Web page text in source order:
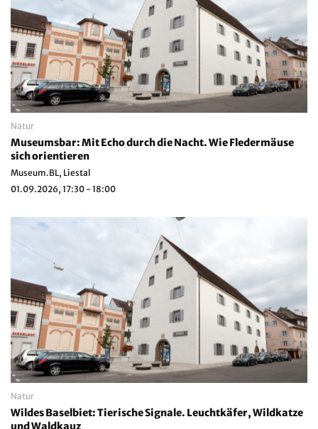
Natur
Museumsbar: Mit Echo durch die Nacht. Wie Fledermäuse
sich orientieren
Museum.BL, Liestal
01.09.2026, 17:30 - 18:00
Natur
Wildes Baselbiet: Tierische Signale. Leuchtkäfer, Wildkatze
und Waldkauz